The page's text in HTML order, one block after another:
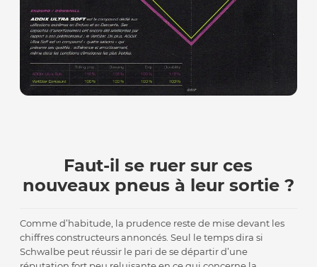
Faut-il se ruer sur ces
nouveaux pneus à leur sortie ?
Comme d’habitude, la prudence reste de mise devant les
chiffres constructeurs annoncés. Seul le temps dira si
Schwalbe peut réussir le pari de se départir d’une